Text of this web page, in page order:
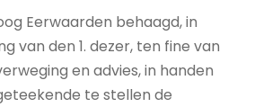
Eerwaarden behaagd, in
van den 1. dezer, ten fine van
en advies, in handen
te stellen de